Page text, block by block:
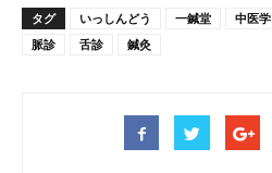
タグ いっしんどう 一鍼堂 中医学
脈診
舌診 鍼灸